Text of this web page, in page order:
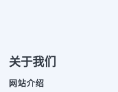
关于我们
网站介绍